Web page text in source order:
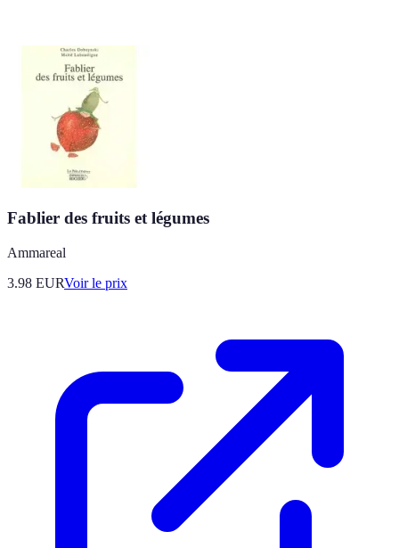
Fablier des fruits et légumes
Ammareal
3.98 EURVoir le prix